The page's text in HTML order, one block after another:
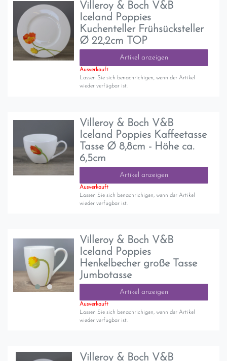
Villeroy & Boch V&B
Iceland Poppies
Kuchenteller Frühsücksteller
Ø 22,2cm TOP
Artikel anzeigen
Ausverkauft
Lassen Sie sich benachrichigen, wenn der Artikel
wieder verfügbar ist.
Villeroy & Boch V&B
Iceland Poppies Kaffeetasse
Tasse Ø 8,8cm - Höhe ca.
6,5cm
Artikel anzeigen
Ausverkauft
Lassen Sie sich benachrichigen, wenn der Artikel
wieder verfügbar ist.
Villeroy & Boch V&B
Iceland Poppies
Henkelbecher große Tasse
Jumbotasse
Artikel anzeigen
Ausverkauft
Lassen Sie sich benachrichigen, wenn der Artikel
wieder verfügbar ist.
Villeroy & Boch V&B